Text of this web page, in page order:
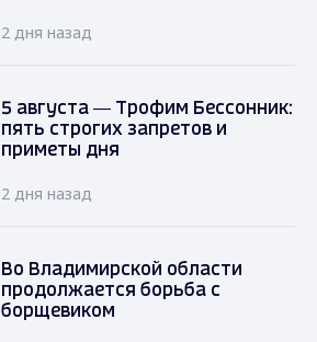
2 дня назад
5 августа — Трофим Бессонник:
пять строгих запретов и
приметы дня
2 дня назад
Во Владимирской области
продолжается борьба с
борщевиком